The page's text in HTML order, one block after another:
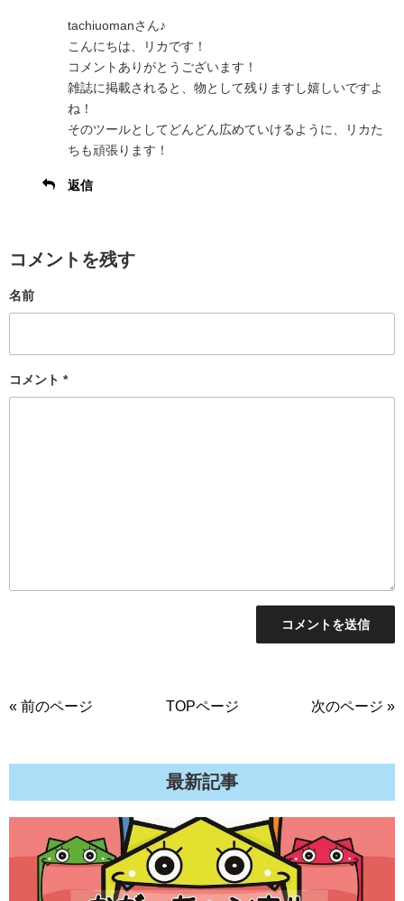
tachiuomanさん♪
こんにちは、リカです！
コメントありがとうございます！
雑誌に掲載されると、物として残りますし嬉しいですよ
ね！
そのツールとしてどんどん広めていけるように、リカた
ちも頑張ります！
返信
コメントを残す
コメント *
名前
« 前のページ TOPページ 次のページ »
最新記事